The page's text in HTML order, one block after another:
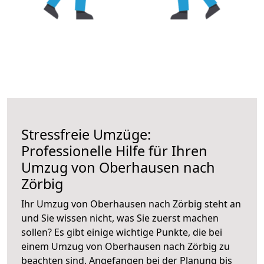
Stressfreie Umzüge:
Professionelle Hilfe für Ihren
Umzug von Oberhausen nach
Zörbig
Ihr Umzug von Oberhausen nach Zörbig steht an
und Sie wissen nicht, was Sie zuerst machen
sollen? Es gibt einige wichtige Punkte, die bei
einem Umzug von Oberhausen nach Zörbig zu
beachten sind. Angefangen bei der Planung bis